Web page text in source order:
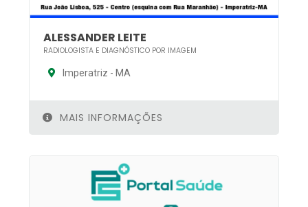
ALESSANDER LEITE
RADIOLOGISTA E DIAGNÓSTICO POR IMAGEM
Imperatriz - MA
MAIS INFORMAÇÕES